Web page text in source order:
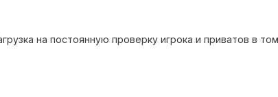
на постоянную проверку игрока и приватов в